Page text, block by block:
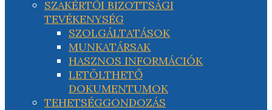
SZAKÉRTŐI BIZOTTSÁGI
TEVÉKENYSÉG
SZOLGÁLTATÁSOK
MUNKATÁRSAK
HASZNOS INFORMÁCIÓK
LETÖLTHETŐ
DOKUMENTUMOK
TEHETSÉGGONDOZÁS